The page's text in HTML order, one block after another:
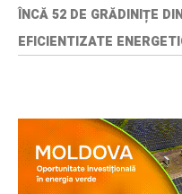
ÎNCĂ 52 DE GRĂDINIȚE
EFICIENTIZATE